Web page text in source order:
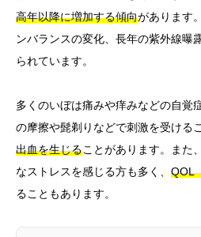
高年以降に増加する傾向があります
ンバランスの変化、長年の紫外線曝
られています。
多くのいぼは痛みや痒みなどの自覚
の摩擦や髭剃りなどで刺激を受ける
出血を生じることがあります。また
なストレスを感じる方も多く、 QOL
ることもあります。